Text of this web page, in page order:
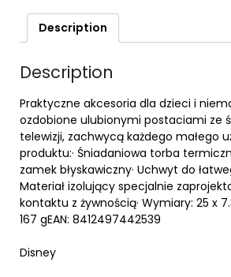
Description
Description
Praktyczne akcesoria dla dzieci i
ozdobione ulubionymi postaciami ze
telewizji, zachwycą każdego małego
produktu:· Śniadaniowa torba
zamek błyskawiczny· Uchwyt do
Materiał izolujący specjalnie
kontaktu z żywnością· Wymiary: 25 x
167 gEAN: 8412497442539
Disney